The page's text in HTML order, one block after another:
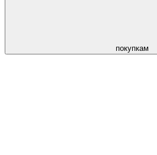
покупкам